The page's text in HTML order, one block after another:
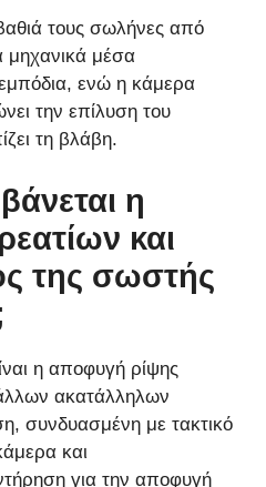
τους σωλήνες από
μηχανικά μέσα
ενώ η κάμερα
την επίλυση του
τη βλάβη.
η
και
της σωστής
η αποφυγή ρίψης
ακατάλληλων
συνδυασμένη με τακτικό
και
για την αποφυγή